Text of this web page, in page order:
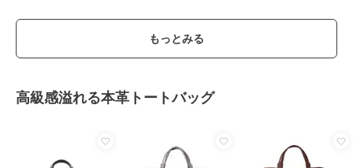
もっとみる
高級感溢れる本革トートバッグ